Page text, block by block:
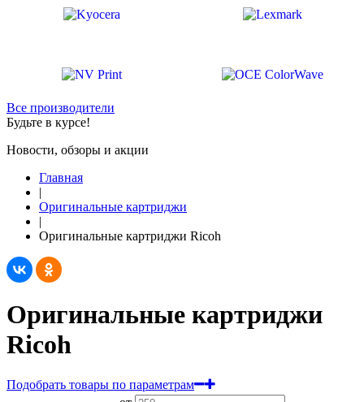
Все производители
Будьте в курсе!
Новости, обзоры и акции
Главная
|
Оригинальные картриджи
|
Оригинальные картриджи Ricoh
Оригинальные картриджи
Ricoh
Подобрать товары по параметрам